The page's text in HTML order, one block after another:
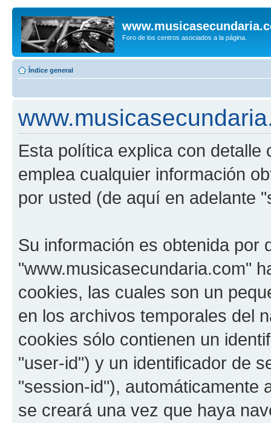
Foro de los centros asociados a la página.
Índice general
Esta política explica con
emplea cualquier información
por usted (de aquí en adelante
Su información es obtenida por
"www.musicasecundaria.com"
cookies, las cuales son un
en los archivos temporales del
cookies sólo contienen un
"user-id") y un identificador de
"session-id"), automáticamente
se creará una vez que haya